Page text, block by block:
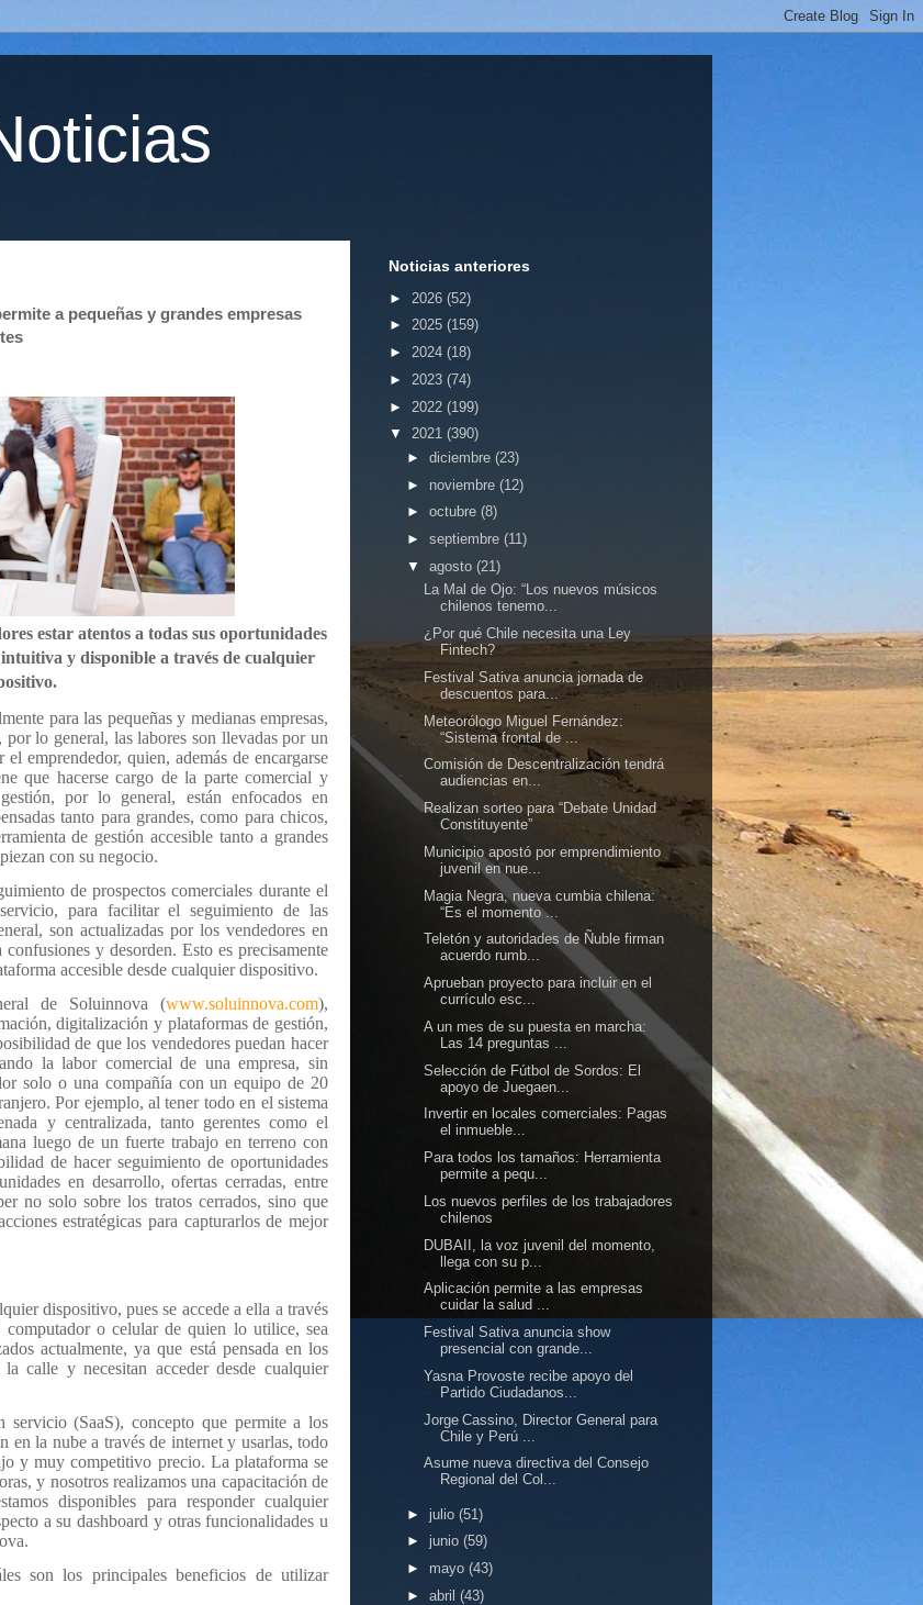
a pequeñas y grandes empresas
estar atentos a todas sus oportunidades
y disponible a través de cualquier
para las pequeñas y medianas empresas,
lo general, las labores son llevadas por un
emprendedor, quien, además de encargarse
que hacerse cargo de la parte comercial y
por lo general, están enfocados en
tanto para grandes, como para chicos,
de gestión accesible tanto a grandes
con su negocio.
de prospectos comerciales durante el
para facilitar el seguimiento de las
son actualizadas por los vendedores en
y desorden. Esto es precisamente
accesible desde cualquier dispositivo.
de Soluinnova (www.soluinnova.com),
digitalización y plataformas de gestión,
de que los vendedores puedan hacer
la labor comercial de una empresa, sin
solo o una compañía con un equipo de 20
Por ejemplo, al tener todo en el sistema
y centralizada, tanto gerentes como el
luego de un fuerte trabajo en terreno con
de hacer seguimiento de oportunidades
en desarrollo, ofertas cerradas, entre
no solo sobre los tratos cerrados, sino que
estratégicas para capturarlos de mejor
dispositivo, pues se accede a ella a través
o celular de quien lo utilice, sea
actualmente, ya que está pensada en los
calle y necesitan acceder desde cualquier
(SaaS), concepto que permite a los
en la nube a través de internet y usarlas, todo
y muy competitivo precio. La plataforma se
y nosotros realizamos una capacitación de
disponibles para responder cualquier
a su dashboard y otras funcionalidades u
son los principales beneficios de utilizar
Noticias anteriores
► 2026 (52)
► 2025 (159)
► 2024 (18)
► 2023 (74)
► 2022 (199)
▼ 2021 (390)
► diciembre (23)
► noviembre (12)
► octubre (8)
► septiembre (11)
▼ agosto (21)
La Mal de Ojo: “Los nuevos músicos
chilenos tenemo...
¿Por qué Chile necesita una Ley
Fintech?
Festival Sativa anuncia jornada de
descuentos para...
Meteorólogo Miguel Fernández:
“Sistema frontal de ...
Comisión de Descentralización tendrá
audiencias en...
Realizan sorteo para “Debate Unidad
Constituyente”
Municipio apostó por emprendimiento
juvenil en nue...
Magia Negra, nueva cumbia chilena:
“Es el momento ...
Teletón y autoridades de Ñuble firman
acuerdo rumb...
Aprueban proyecto para incluir en el
currículo esc...
A un mes de su puesta en marcha:
Las 14 preguntas ...
Selección de Fútbol de Sordos: El
apoyo de Juegaen...
Invertir en locales comerciales: Pagas
el inmueble...
Para todos los tamaños: Herramienta
permite a pequ...
Los nuevos perfiles de los trabajadores
chilenos
DUBAII, la voz juvenil del momento,
llega con su p...
Aplicación permite a las empresas
cuidar la salud ...
Festival Sativa anuncia show
presencial con grande...
Yasna Provoste recibe apoyo del
Partido Ciudadanos...
Jorge Cassino, Director General para
Chile y Perú ...
Asume nueva directiva del Consejo
Regional del Col...
► julio (51)
► junio (59)
► mayo (43)
► abril (43)